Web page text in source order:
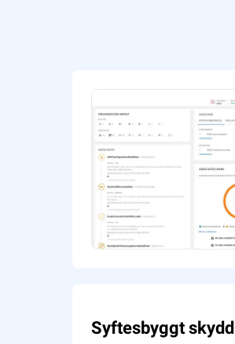
Syftesbyggt skydd